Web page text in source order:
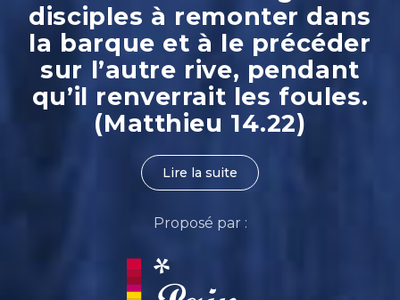
disciples à remonter dans
la barque et à le précéder
sur l’autre rive, pendant
qu’il renverrait les foules.
(Matthieu 14.22)
Lire la suite
Proposé par :